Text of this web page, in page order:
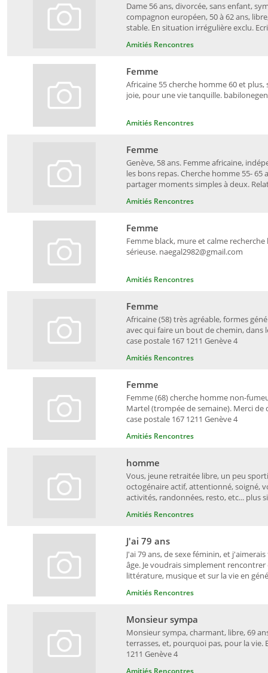
Amitiés Rencontres
Dame 56 ans, divorcée, sans enfant,
compagnon européen, 50 à 62 ans,
stable. En situation irrégulière exclu.
Amitiés Rencontres
Africaine 55 cherche homme 60 et
joie, pour une vie tanquille.
Femme
Amitiés Rencontres
Genève, 58 ans. Femme africaine,
les bons repas. Cherche homme 55-
partager moments simples à deux.
Femme
Amitiés Rencontres
Femme black, mure et calme
sérieuse. naegal2982@gmail.com
Femme
Amitiés Rencontres
Africaine (58) très agréable, formes
avec qui faire un bout de chemin, dans
case postale 167 1211 Genève 4
Femme
Amitiés Rencontres
Femme (68) cherche homme non-
Martel (trompée de semaine). Merci de
case postale 167 1211 Genève 4
Femme
Amitiés Rencontres
Vous, jeune retraitée libre, un peu
octogénaire actif, attentionné, soigné,
activités, randonnées, resto, etc... plus
homme
Amitiés Rencontres
J'ai 79 ans, de sexe féminin, et
âge. Je voudrais simplement
littérature, musique et sur la vie en
J'ai 79 ans
Amitiés Rencontres
Monsieur sympa, charmant, libre, 69
terrasses, et, pourquoi pas, pour la vie.
1211 Genève 4
Monsieur sympa